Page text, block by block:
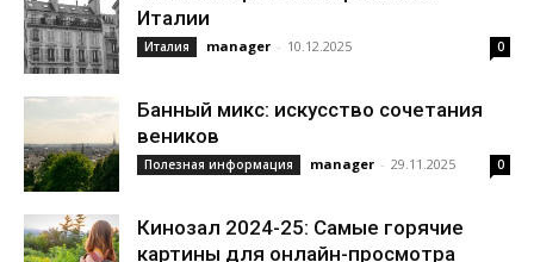
Италии
Италия manager - 10.12.2025 0
Банный микс: искусство сочетания
веников
Полезная информация manager - 29.11.2025 0
Кинозал 2024-25: Самые горячие
картины для онлайн-просмотра